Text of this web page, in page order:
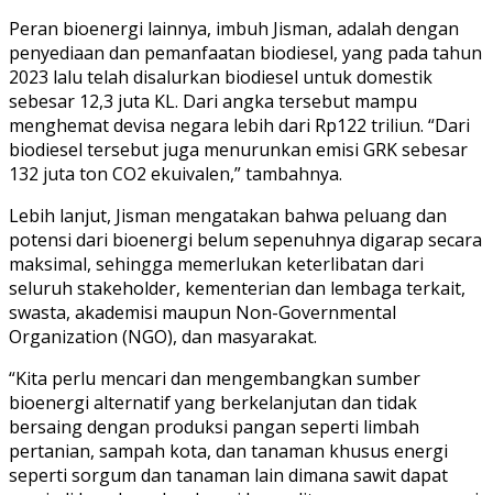
Peran bioenergi lainnya, imbuh Jisman, adalah dengan
penyediaan dan pemanfaatan biodiesel, yang pada tahun
2023 lalu telah disalurkan biodiesel untuk domestik
sebesar 12,3 juta KL. Dari angka tersebut mampu
menghemat devisa negara lebih dari Rp122 triliun. “Dari
biodiesel tersebut juga menurunkan emisi GRK sebesar
132 juta ton CO2 ekuivalen,” tambahnya.
Lebih lanjut, Jisman mengatakan bahwa peluang dan
potensi dari bioenergi belum sepenuhnya digarap secara
maksimal, sehingga memerlukan keterlibatan dari
seluruh stakeholder, kementerian dan lembaga terkait,
swasta, akademisi maupun Non-Governmental
Organization (NGO), dan masyarakat.
“Kita perlu mencari dan mengembangkan sumber
bioenergi alternatif yang berkelanjutan dan tidak
bersaing dengan produksi pangan seperti limbah
pertanian, sampah kota, dan tanaman khusus energi
seperti sorgum dan tanaman lain dimana sawit dapat